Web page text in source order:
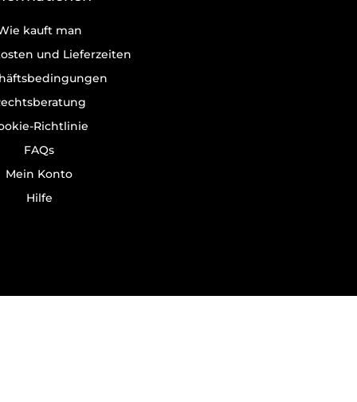
kauft man
und Lieferzeiten
Richtlinie
FAQs
Mein Konto
Hilfe